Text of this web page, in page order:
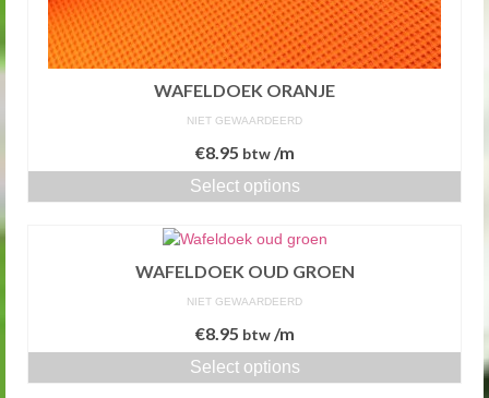
WAFELDOEK ORANJE
NIET GEWAARDEERD
€8.95 btw/m
Select options
WAFELDOEK OUD GROEN
NIET GEWAARDEERD
€8.95 btw/m
Select options